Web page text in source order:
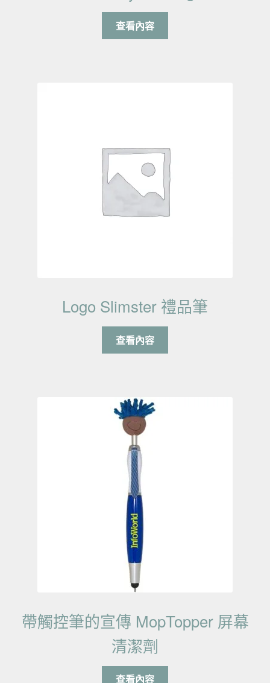
查看內容
Logo Slimster 禮品筆
查看內容
帶觸控筆的宣傳 MopTopper 屏幕
清潔劑
查看內容